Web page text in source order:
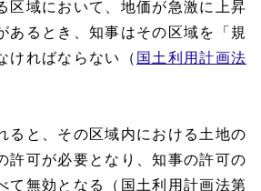
区域において、地価が急激に上昇
あるとき、知事はその区域を「規
ければならない（ 国土利用計画法
ると、その区域内における土地の
許可が必要となり、知事の許可の
て無効となる（国土利用計画法第